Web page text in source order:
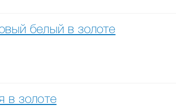
белый в золоте
в золоте